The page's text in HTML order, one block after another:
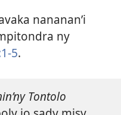
nananan’i
ny
5.
Tontolo